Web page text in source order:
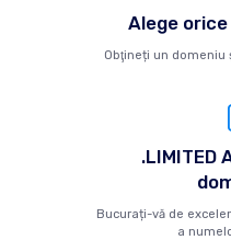
Alege orice
Obţineți un domeniu
.LIMITED
Bucurați-vă de
a